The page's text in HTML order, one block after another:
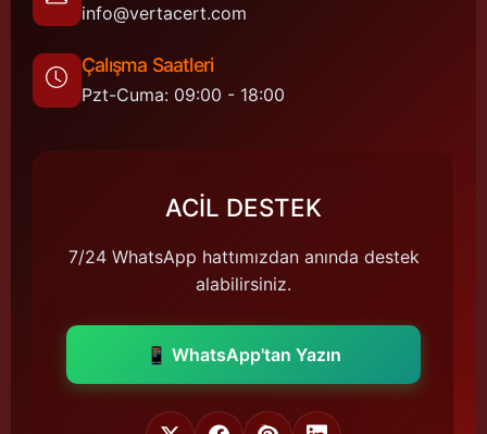
info@vertacert.com
Çalışma Saatleri
Pzt-Cuma: 09:00 - 18:00
ACİL DESTEK
7/24 WhatsApp hattımızdan anında destek
alabilirsiniz.
📱 WhatsApp'tan Yazın